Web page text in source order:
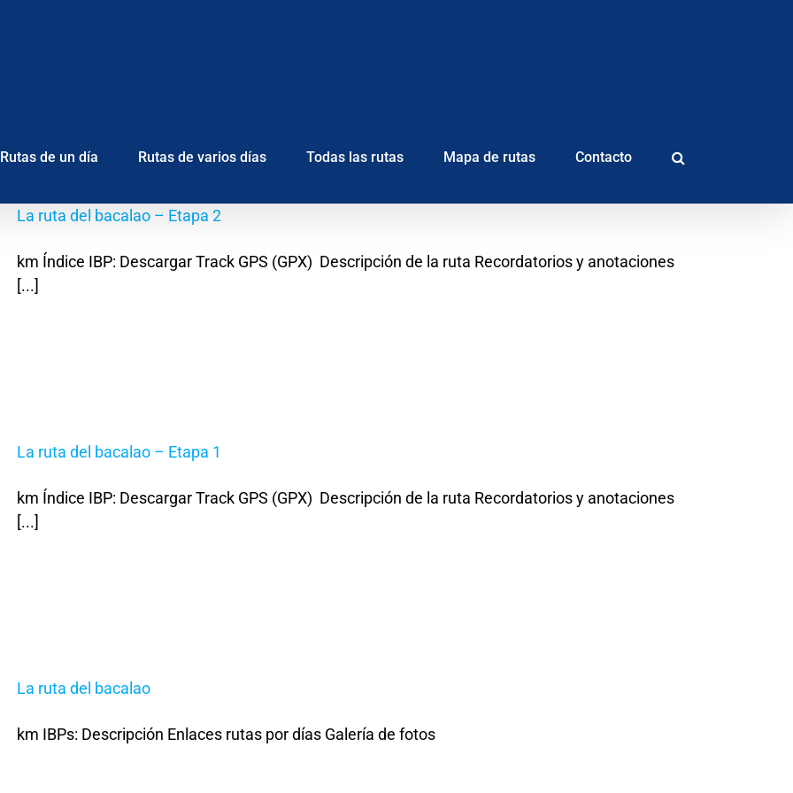
Rutas de un día Rutas de varios días Todas las rutas Mapa de rutas Contacto
La ruta del bacalao – Etapa 2
km Índice IBP: Descargar Track GPS (GPX) Descripción de la ruta Recordatorios y anotaciones
[...]
La ruta del bacalao – Etapa 1
km Índice IBP: Descargar Track GPS (GPX) Descripción de la ruta Recordatorios y anotaciones
[...]
La ruta del bacalao
km IBPs: Descripción Enlaces rutas por días Galería de fotos